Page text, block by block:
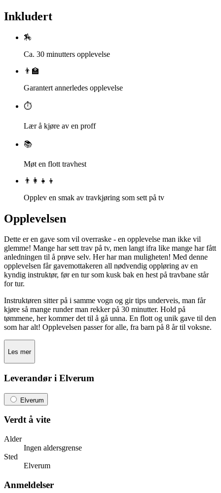
Inkludert
🏇
Ca. 30 minutters opplevelse
👨‍🏫
Garantert annerledes opplevelse
⏱️
Lær å kjøre av en proff
📚
Møt en flott travhest
👨‍👩‍👧‍👦
Opplev en smak av travkjøring som sett på tv
Opplevelsen
Dette er en gave som vil overraske - en opplevelse man ikke vil
glemme! Mange har sett trav på tv, men langt ifra like mange har fått
anledningen til å prøve selv. Her har man muligheten! Med denne
opplevelsen får gavemottakeren all nødvendig oppløring av en
kyndig instruktør, før en tur som kusk bak en hest på travbane står
for tur.
Instruktøren sitter på i samme vogn og gir tips underveis, man får
kjøre så mange runder man rekker på 30 minutter. Hold på
tømmene, her kommer det til å gå unna. En flott og unik gave til den
som har alt! Opplevelsen passer for alle, fra barn på 8 år til voksne.
Les mer
Leverandør i Elverum
Elverum
Verdt å vite
Alder
Ingen aldersgrense
Sted
Elverum
Anmeldelser